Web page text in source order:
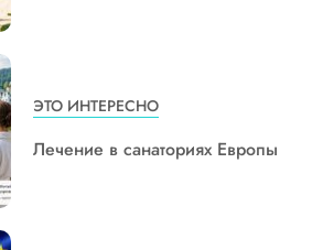
ЭТО ИНТЕРЕСНО
Лечение в санаториях Европы